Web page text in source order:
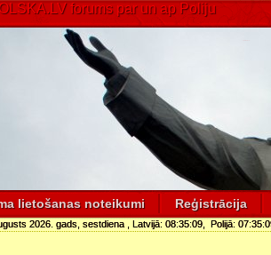
forums par un ap Poliju
lietošanas noteikumi Reģistrācija
2026. gads, sestdiena , Latvijā: 08:35:09, Polijā: